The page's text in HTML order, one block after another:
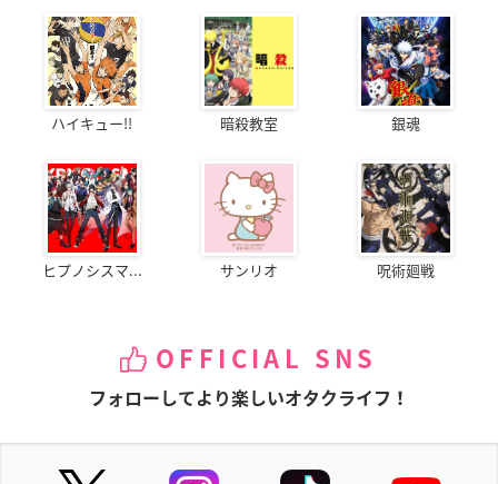
ハイキュー!! 暗殺教室 銀魂
ヒプノシスマ... サンリオ 呪術廻戦
OFFICIAL SNS
フォローしてより楽しいオタクライフ！